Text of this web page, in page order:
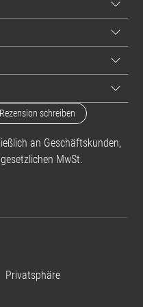
schreiben
an Geschäftskunden,
MwSt.
Privatsphäre